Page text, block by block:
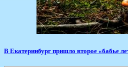
В Екатеринбург пришло второе «бабье